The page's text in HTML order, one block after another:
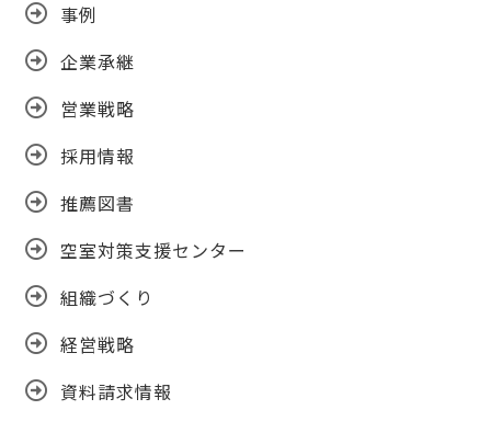
事例
企業承継
営業戦略
採用情報
推薦図書
空室対策支援センター
組織づくり
経営戦略
資料請求情報